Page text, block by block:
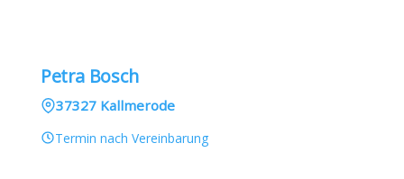
Petra Bosch
37327 Kallmerode
Termin nach Vereinbarung